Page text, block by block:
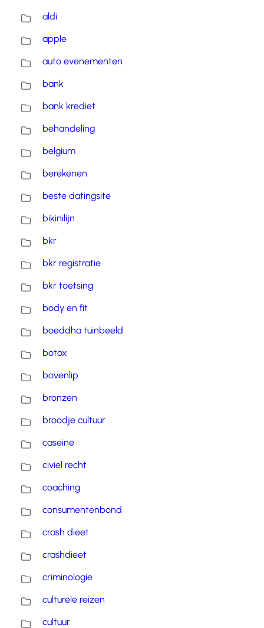
aldi
apple
auto evenementen
bank
bank krediet
behandeling
belgium
berekenen
beste datingsite
bikinilijn
bkr
bkr registratie
bkr toetsing
body en fit
boeddha tuinbeeld
botox
bovenlip
bronzen
broodje cultuur
caseine
civiel recht
coaching
consumentenbond
crash dieet
crashdieet
criminologie
culturele reizen
cultuur